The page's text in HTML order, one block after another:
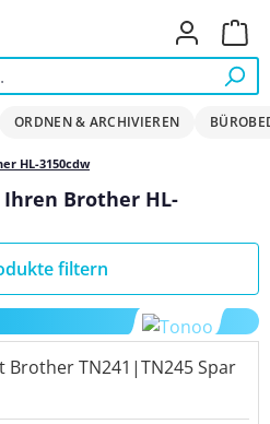
ORDNEN & ARCHIVIEREN
HL-3150cdw
Brother HL-
filtern